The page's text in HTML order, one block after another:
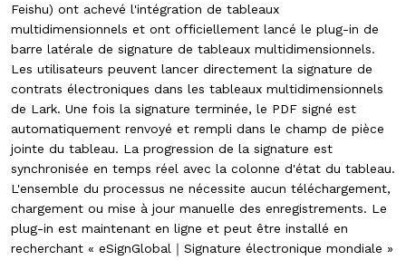
Feishu) ont achevé l'intégration de tableaux
multidimensionnels et ont officiellement lancé le plug-in de
barre latérale de signature de tableaux multidimensionnels.
Les utilisateurs peuvent lancer directement la signature de
contrats électroniques dans les tableaux multidimensionnels
de Lark. Une fois la signature terminée, le PDF signé est
automatiquement renvoyé et rempli dans le champ de pièce
jointe du tableau. La progression de la signature est
synchronisée en temps réel avec la colonne d'état du tableau.
L'ensemble du processus ne nécessite aucun téléchargement,
chargement ou mise à jour manuelle des enregistrements. Le
plug-in est maintenant en ligne et peut être installé en
recherchant « eSignGlobal｜Signature électronique mondiale »